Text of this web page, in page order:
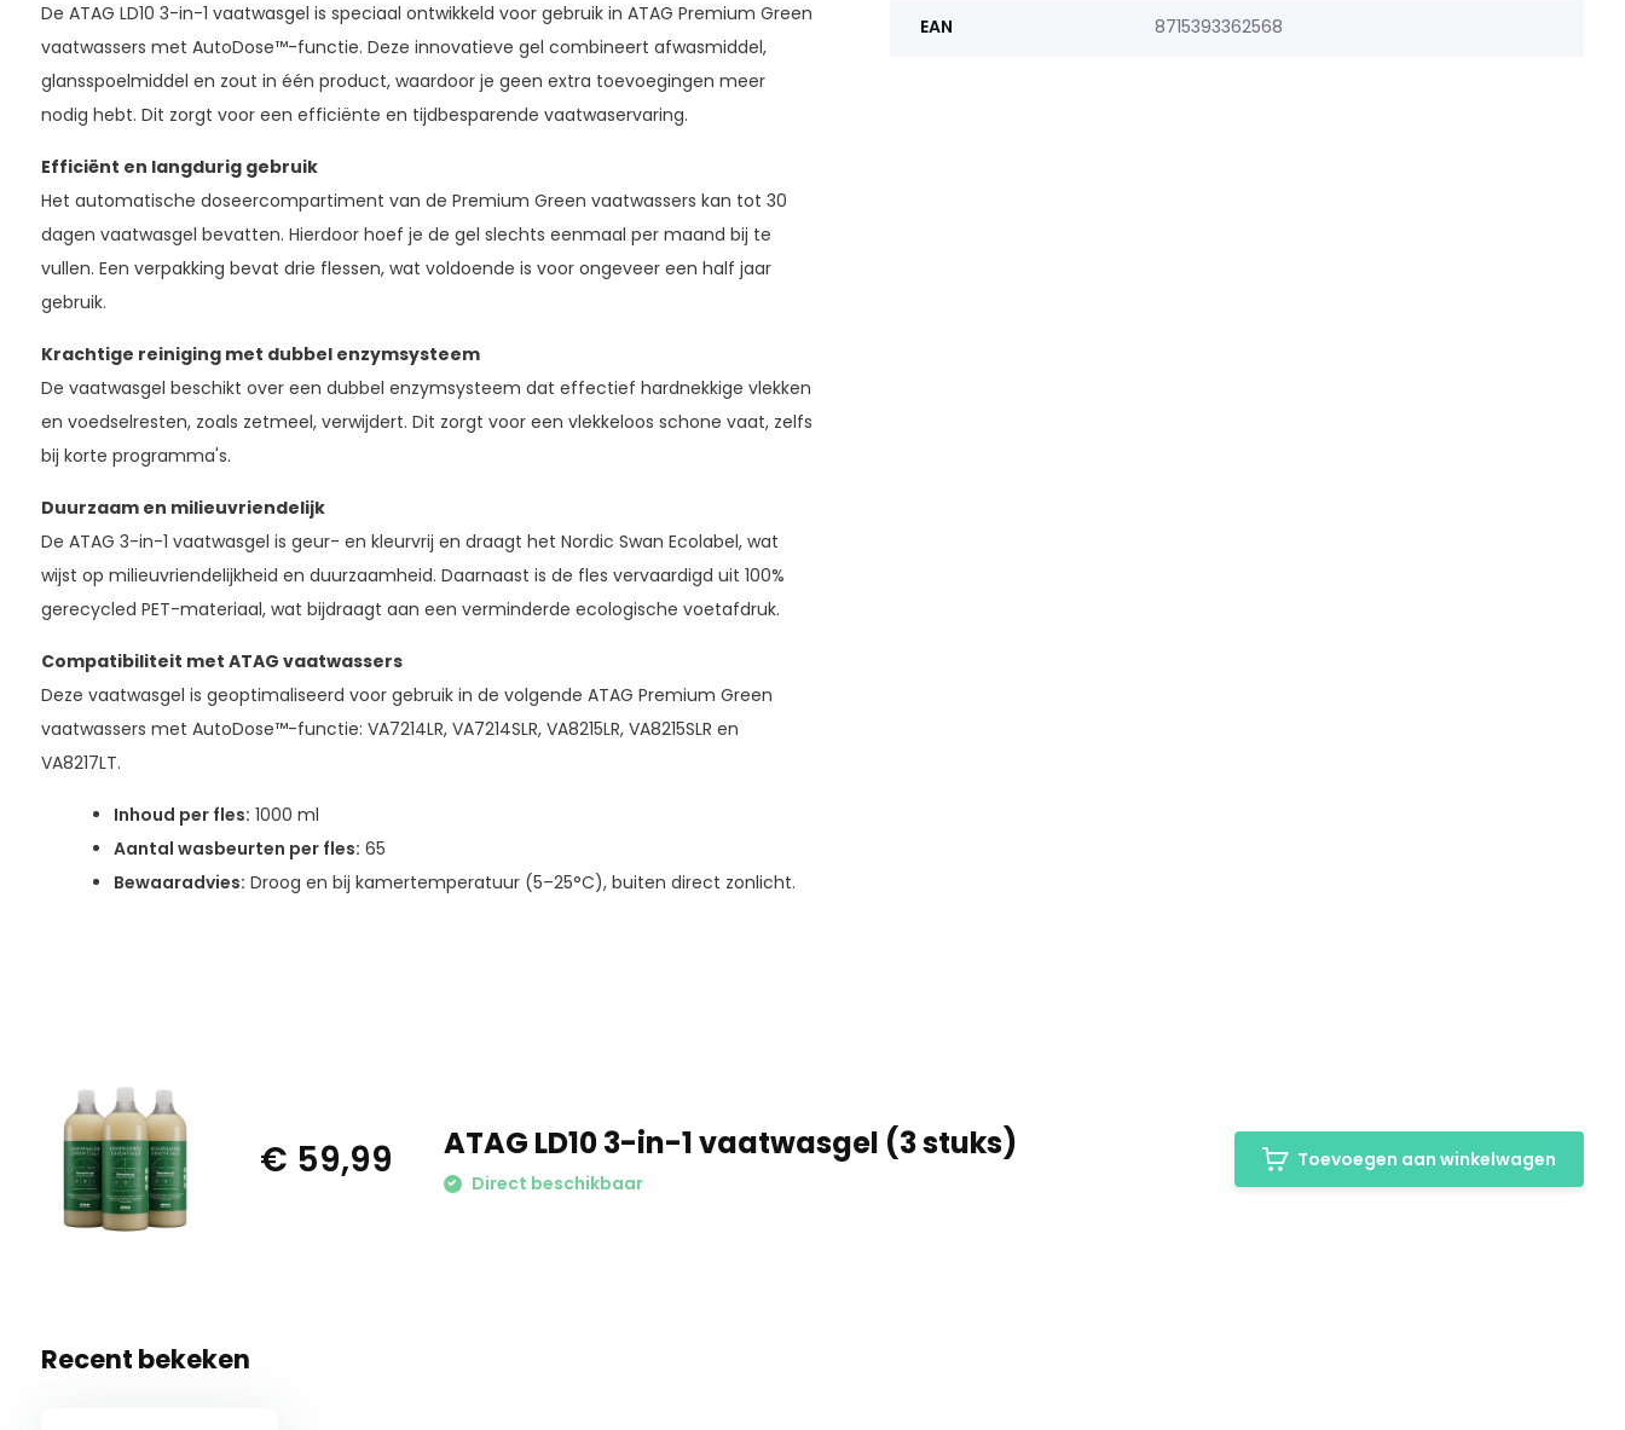
De ATAG LD10 3-in-1 vaatwasgel is speciaal ontwikkeld voor gebruik in ATAG Premium Green
vaatwassers met AutoDose™-functie. Deze innovatieve gel combineert afwasmiddel,
glansspoelmiddel en zout in één product, waardoor je geen extra toevoegingen meer
nodig hebt. Dit zorgt voor een efficiënte en tijdbesparende vaatwaservaring.
Efficiënt en langdurig gebruik
Het automatische doseercompartiment van de Premium Green vaatwassers kan tot 30
dagen vaatwasgel bevatten. Hierdoor hoef je de gel slechts eenmaal per maand bij te
vullen. Een verpakking bevat drie flessen, wat voldoende is voor ongeveer een half jaar
gebruik.
Krachtige reiniging met dubbel enzymsysteem
De vaatwasgel beschikt over een dubbel enzymsysteem dat effectief hardnekkige vlekken
en voedselresten, zoals zetmeel, verwijdert. Dit zorgt voor een vlekkeloos schone vaat, zelfs
bij korte programma's.
Duurzaam en milieuvriendelijk
De ATAG 3-in-1 vaatwasgel is geur- en kleurvrij en draagt het Nordic Swan Ecolabel, wat
wijst op milieuvriendelijkheid en duurzaamheid. Daarnaast is de fles vervaardigd uit 100%
gerecycled PET-materiaal, wat bijdraagt aan een verminderde ecologische voetafdruk.
Compatibiliteit met ATAG vaatwassers
Deze vaatwasgel is geoptimaliseerd voor gebruik in de volgende ATAG Premium Green
vaatwassers met AutoDose™-functie: VA7214LR, VA7214SLR, VA8215LR, VA8215SLR en
VA8217LT.
Inhoud per fles: 1000 ml
Aantal wasbeurten per fles: 65
Bewaaradvies: Droog en bij kamertemperatuur (5–25°C), buiten direct zonlicht.
EAN 8715393362568
€ 59,99 ATAG LD10 3-in-1 vaatwasgel (3 stuks)
Direct beschikbaar
Toevoegen aan winkelwagen
Recent bekeken